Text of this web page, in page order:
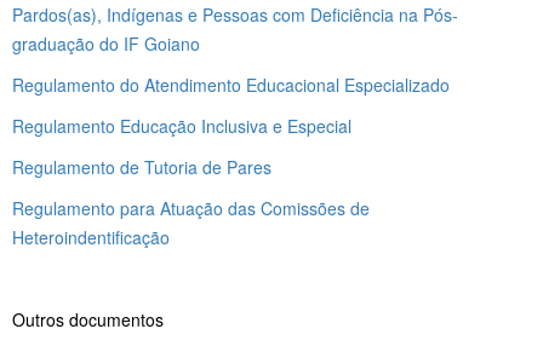
Pardos(as), Indígenas e Pessoas com Deficiência na Pós-
graduação do IF Goiano
Regulamento do Atendimento Educacional Especializado
Regulamento Educação Inclusiva e Especial
Regulamento de Tutoria de Pares
Regulamento para Atuação das Comissões de
Heteroindentificação
Outros documentos